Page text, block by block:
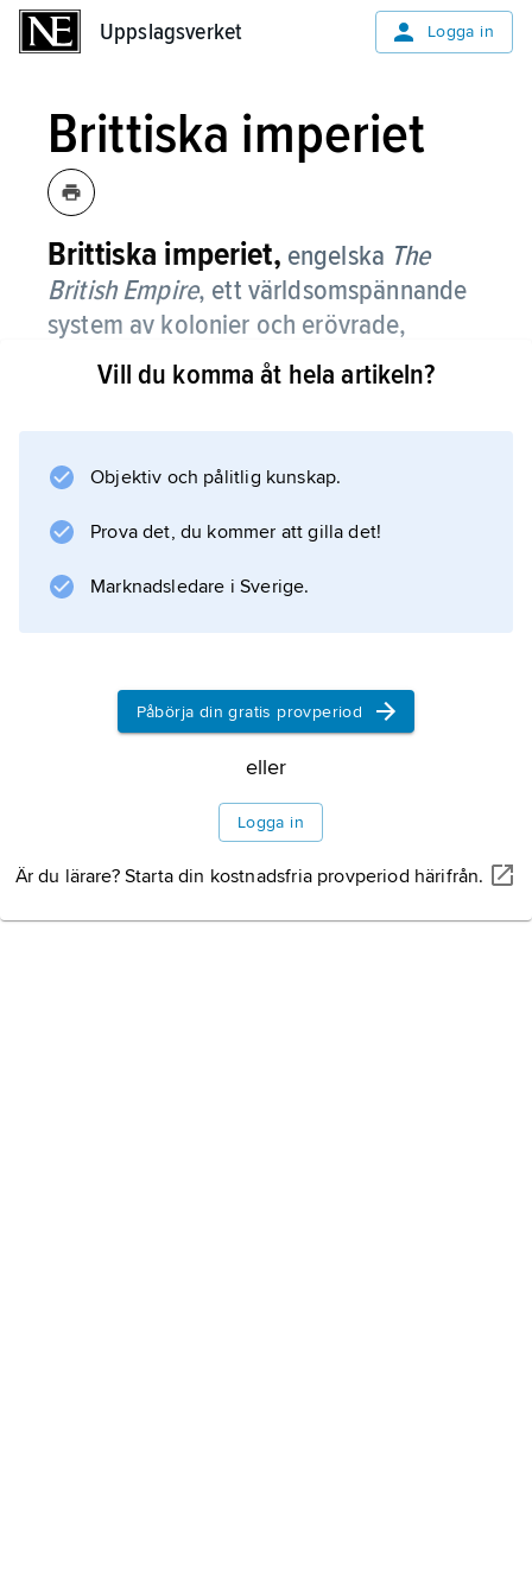
Uppslagsverket Logga in
Brittiska imperiet
Brittiska imperiet, engelska The
British Empire, ett världsomspännande
system av kolonier och erövrade,
annekterade eller genom fördrag
förvärvade områden, som under loppet
in under den brittiska kronan och
brittisk administration och som därefter
stegvis upplösts.
Imperiet byggs upp
Upplösningstendens
och motstrategi
Imperiet avvecklas
Litteraturanvisning
Vill du komma åt hela artikeln?
Objektiv och pålitlig kunskap.
Prova det, du kommer att gilla det!
Marknadsledare i Sverige.
Påbörja din gratis provperiod
eller
Logga in
Är du lärare? Starta din kostnadsfria provperiod härifrån.